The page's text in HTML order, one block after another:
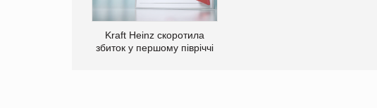
Kraft Heinz скоротила
збиток у першому півріччі